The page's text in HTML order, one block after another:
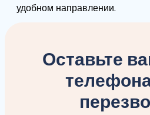
удобном направлении.
Оставьте